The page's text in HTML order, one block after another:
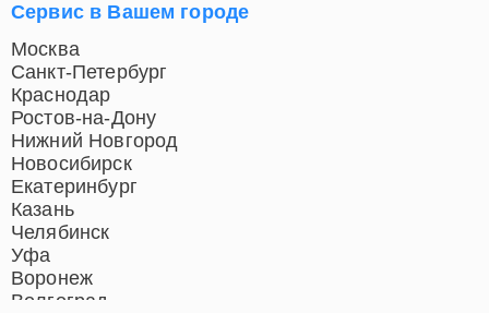
Сервис в Вашем городе
Москва
Санкт-Петербург
Краснодар
Ростов-на-Дону
Нижний Новгород
Новосибирск
Екатеринбург
Казань
Челябинск
Уфа
Воронеж
Волгоград